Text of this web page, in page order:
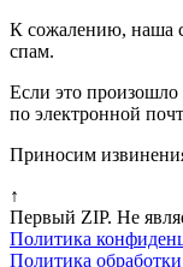
К сожалению, наша
спам.
Если это
по электронной
Приносим
↑
Первый ZIP. Не
Политика
Политика